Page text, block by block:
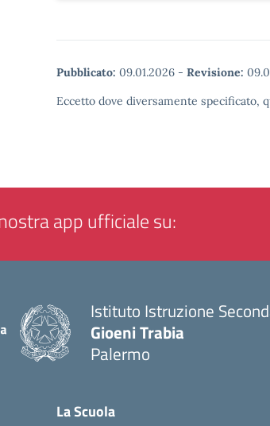
Pubblicato: 09.01.2026 - Revisione:
Eccetto dove diversamente specificato,
app ufficiale su:
Istituto Istruzione
Gioeni Trabia
Palermo
La Scuola